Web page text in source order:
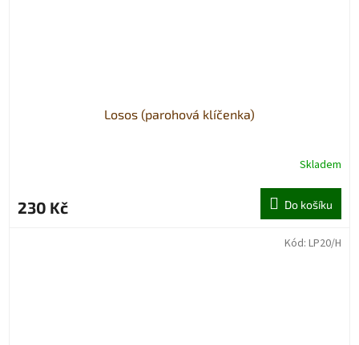
Losos (parohová klíčenka)
Skladem
230 Kč Do košíku
Kód: LP20/H